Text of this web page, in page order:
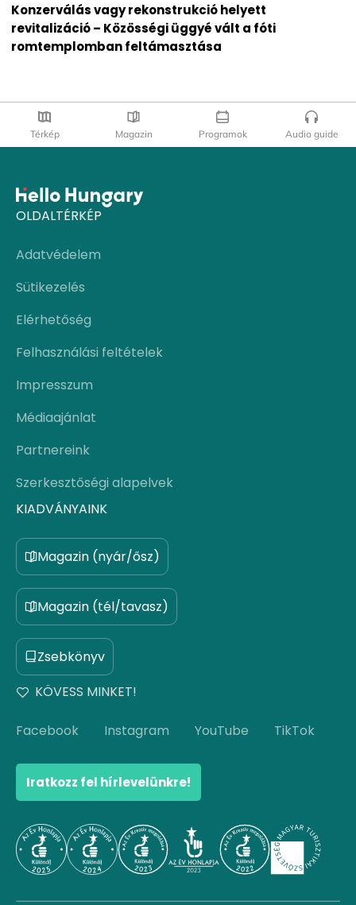
Konzerválás vagy rekonstrukció helyett
revitalizáció – Közösségi üggyé vált a fóti
romtemplomban feltámasztása
Térkép Magazin Programok Audio guide
OLDALTÉRKÉP
Adatvédelem
Sütikezelés
Elérhetőség
Felhasználási feltételek
Impresszum
Médiaajánlat
Partnereink
Szerkesztőségi alapelvek
KIADVÁNYAINK
Magazin (nyár/ősz)
Magazin (tél/tavasz)
Zsebkönyv
KÖVESS MINKET!
Facebook Instagram YouTube TikTok
Iratkozz fel hírlevelünkre!